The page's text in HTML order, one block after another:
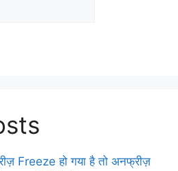
Freeze हो गया है तो अनफ्रीज़